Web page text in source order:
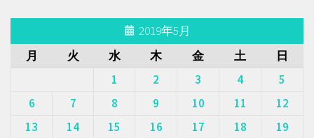
2019年5月
月
火 水 木 金 土 日
1 2 3 4
5
6
7 8 9 10 11
12
13
14 15 16 17 18
19